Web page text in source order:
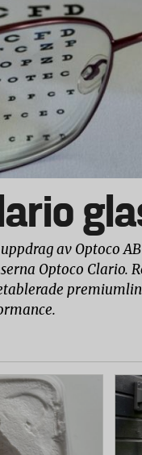
är att
och skäryta
som krävs för att
av Optoco
Optoco Clario.